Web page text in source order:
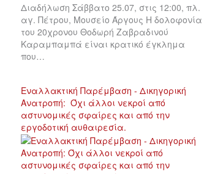
Διαδήλωση Σάββατο 25.07, στις 12:00, πλ.
αγ. Πέτρου, Μουσείο Άργους Η δολοφονία
του 20χρονου Θοδωρή Ζαβραδινού
Καραμπαμπά είναι κρατικό έγκλημα
που…
Εναλλακτική Παρέμβαση - Δικηγορική
Ανατροπή: Όχι άλλοι νεκροί από
αστυνομικές σφαίρες και από την
εργοδοτική αυθαιρεσία.